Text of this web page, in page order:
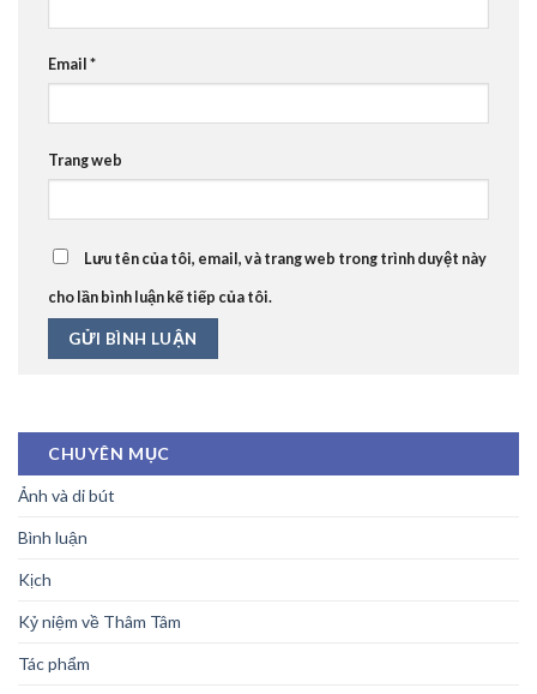
Email *
Trang web
Lưu tên của tôi, email, và trang web trong trình duyệt này
cho lần bình luận kế tiếp của tôi.
CHUYÊN MỤC
Ảnh và di bút
Bình luận
Kịch
Kỷ niệm về Thâm Tâm
Tác phẩm